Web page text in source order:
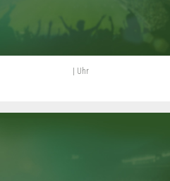
| Uhr